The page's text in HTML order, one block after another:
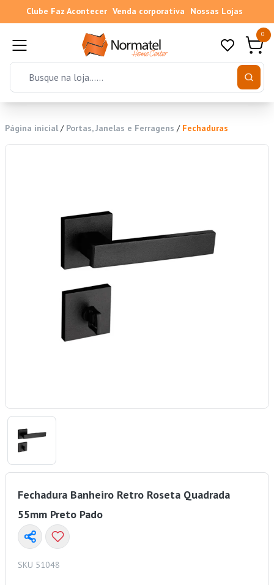
Clube Faz Acontecer Venda corporativa Nossas Lojas
0
Página inicial / Portas, Janelas e Ferragens / Fechaduras
Fechadura Banheiro Retro Roseta Quadrada
55mm Preto Pado
SKU 51048